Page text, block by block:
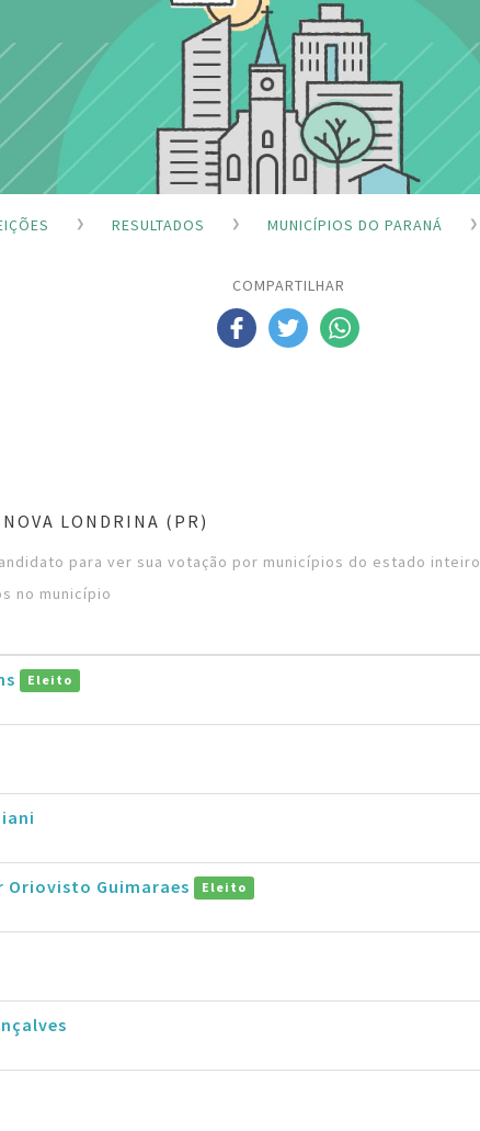
RESULTADOS MUNICÍPIOS DO PARANÁ
COMPARTILHAR
NOVA LONDRINA (PR)
para ver sua votação por municípios do estado inteiro
no município
Eleito
Oriovisto Guimaraes Eleito